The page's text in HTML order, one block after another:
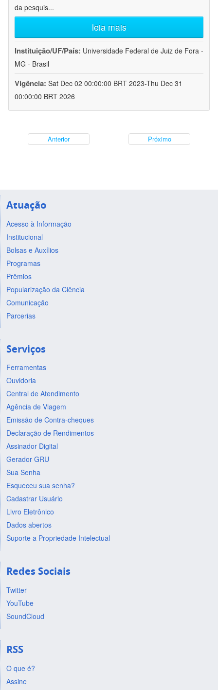
da pesquis...
leia mais
Instituição/UF/País: Universidade Federal de Juiz de Fora -
MG - Brasil
Vigência: Sat Dec 02 00:00:00 BRT 2023-Thu Dec 31
00:00:00 BRT 2026
Anterior Próximo
Atuação
Acesso à Informação
Institucional
Bolsas e Auxílios
Programas
Prêmios
Popularização da Ciência
Comunicação
Parcerias
Serviços
Ferramentas
Ouvidoria
Central de Atendimento
Agência de Viagem
Emissão de Contra-cheques
Declaração de Rendimentos
Assinador Digital
Gerador GRU
Sua Senha
Esqueceu sua senha?
Cadastrar Usuário
Livro Eletrônico
Dados abertos
Suporte a Propriedade Intelectual
Redes Sociais
Twitter
YouTube
SoundCloud
RSS
O que é?
Assine